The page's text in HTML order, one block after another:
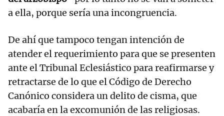
a ella, porque sería una incongruencia.
De ahí que tampoco tengan intención de
atender el requerimiento para que se presenten
ante el Tribunal Eclesiástico para reafirmarse y
retractarse de lo que el Código de Derecho
Canónico considera un delito de cisma, que
acabaría en la excomunión de las religiosas.